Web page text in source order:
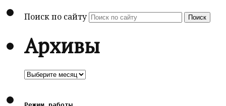
Поиск по сайту Поиск
Архивы
Архивы